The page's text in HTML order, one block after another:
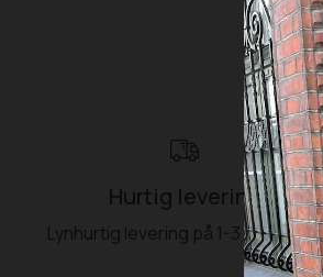
Hurtig levering
Lynhurtig levering på 1-3 hverdage